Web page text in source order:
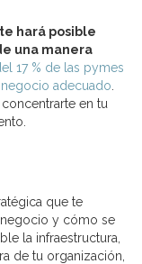
hará posible
una manera
17 % de las pymes
adecuado
en tu
que te
y cómo se
la infraestructura,
de tu organización,